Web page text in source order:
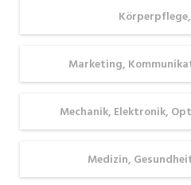
Marketing,
Mechanik, Elektronik,
Medizin,